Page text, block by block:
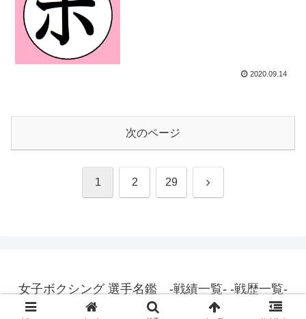
2020.09.14
次のページ
1 2 29 次
女子ボクシング 選手名鑑 -戦績一覧- -戦歴一覧-
© 2015 女子ボクシング 選手名鑑 -戦績一覧- -戦歴一覧-.